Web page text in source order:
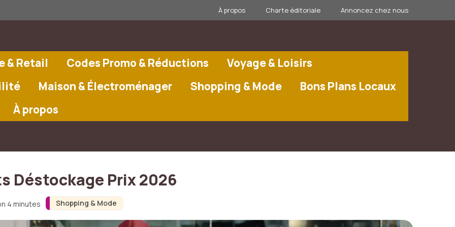
À propos Charte éditoriale Annoncez chez nous
& Retail Codes Promo & Réductions
Voyage & Loisirs
Maison & Électroménager Shopping & Mode
Bons Plans Locaux
À propos
Shopping & Mode
Déstockage Prix 2026
4 minutes